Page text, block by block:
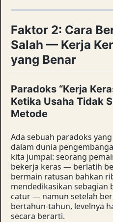
Faktor 2: Cara
Salah — Kerja
yang Benar
Paradoks “Kerja
Ketika Usaha Tidak
Metode
Ada sebuah paradoks
dalam dunia
kita jumpai: seorang
bekerja keras — berlatih
bermain ratusan bahkan
mendedikasikan sebagian
catur — namun setelah
bertahun-tahun, levelnya
secara berarti.